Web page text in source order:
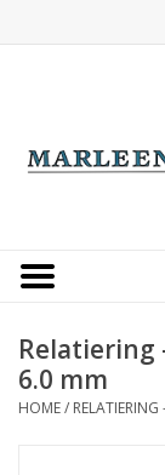
Occasions
Relatiering
6.0 mm
HOME/